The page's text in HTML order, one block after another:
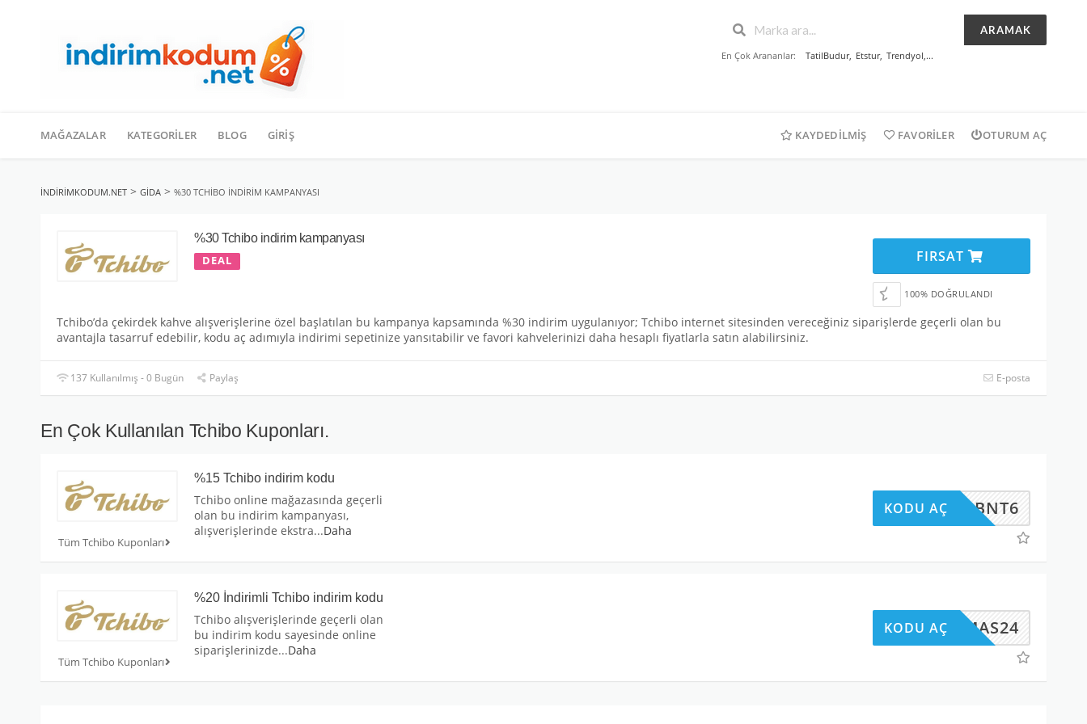
ARAMAK
En Çok Arananlar: TatilBudur, Etstur, Trendyol,...
geç
MAĞAZALAR KATEGORILER BLOG GIRIŞ KAYDEDILMIŞ FAVORILER OTURUM AÇ
INDIRIMKODUM.NET > GIDA > %30 TCHIBO INDIRIM KAMPANYASI
%30 Tchibo indirim kampanyası
DEAL FIRSAT
100% DOĞRULANDI
Tchibo’da çekirdek kahve alışverişlerine özel başlatılan bu kampanya kapsamında %30 indirim uygulanıyor; Tchibo internet sitesinden vereceğiniz siparişlerde geçerli olan bu
avantajla tasarruf edebilir, kodu aç adımıyla indirimi sepetinize yansıtabilir ve favori kahvelerinizi daha hesaplı fiyatlarla satın alabilirsiniz.
137 Kullanılmış - 0 Bugün Paylaş E-posta
En Çok Kullanılan Tchibo Kuponları.
Tüm Tchibo Kuponları
%15 Tchibo indirim kodu
Tchibo online mağazasında geçerli
olan bu indirim kampanyası,
alışverişlerinde ekstra...Daha
G2N4BNT6
KODU AÇ
Tüm Tchibo Kuponları
%20 İndirimli Tchibo indirim kodu
Tchibo alışverişlerinde geçerli olan
bu indirim kodu sayesinde online
siparişlerinizde...Daha
XMAS24
KODU AÇ